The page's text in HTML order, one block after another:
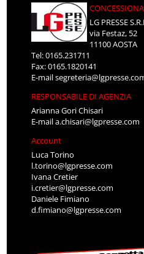
LG PRESSE
via Festaz, 52
11100 AOSTA
Tel: 0165.231711
Fax: 0165.1820141
E-mail
RESPONSABILE DI AGENZIA
Arianna Gori Chisari
E-maila.chisari@lgpresse.com
Account
Luca Torino
l.torino@lgpresse.com
Ivana Cretier
i.cretier@lgpresse.com
Daniele Fimiano
d.fimiano@lgpresse.com